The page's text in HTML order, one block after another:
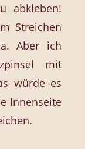
abkleben!
Streichen
Aber ich
mit
würde es
Innenseite